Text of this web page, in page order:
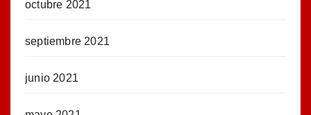
octubre 2021
septiembre 2021
junio 2021